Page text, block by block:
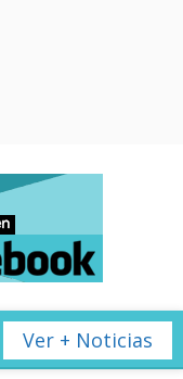
Ver + Noticias